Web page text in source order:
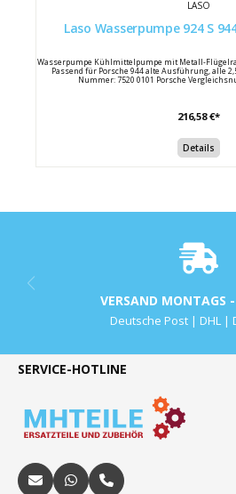
LASO
Wasserpumpe Kühlmittelpumpe mit Metall-
Passend für Porsche 944 alte Ausführung, alle
Nummer: 7520 0101 Porsche
216,58 €*
Details
VERSAND MONTAGS -
Deutsche Post | DHL |
SERVICE-HOTLINE